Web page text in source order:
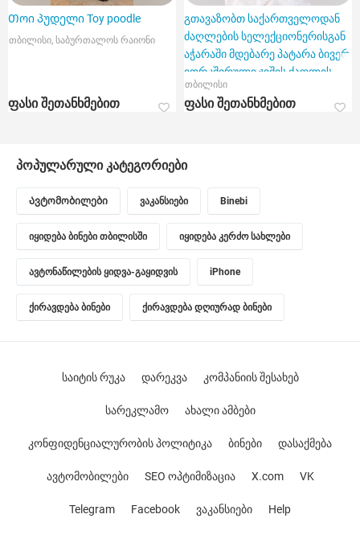
Თოი პუდელი Toy poodle
თბილისი, საბურთალოს რაიონი
ფასი შეთანხმებით
გთავაზობთ საქართველოდან
ძაღლების სელექციონერისგან
აჭარაში მდებარე პატარა ბივერ
იორკშირული ჯიშის ძაღლის
შეძენას ბატუმსა და თბილისში.
თბილისი
ფასი შეთანხმებით
პოპულარული კატეგორიები
Ავტომობილები ვაკანსიები Binebi
იყიდება ბინები თბილისში იყიდება კერძო სახლები
ავტონაწილების ყიდვა-გაყიდვის iPhone
ქირავდება ბინები ქირავდება დღიურად ბინები
საიტის რუკა დარეკვა კომპანიის შესახებ
სარეკლამო ახალი ამბები
კონფიდენციალურობის პოლიტიკა ბინები დასაქმება
ავტომობილები SEO ოპტიმიზაცია X.com VK
Telegram Facebook ვაკანსიები Help